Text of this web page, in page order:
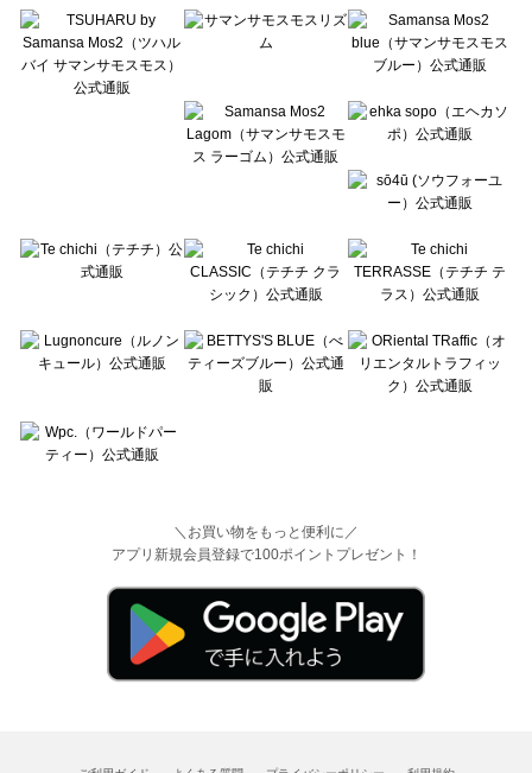
Lugnoncure（ルノンキュール）のカーディガン一覧
BETTY'S BLUE（べティーズブルー）のカーディガン一覧
Wpc.（ワールドパーティー）のカーディガン一覧
＼お買い物をもっと便利に／
アプリ新規会員登録で100ポイントプレゼント！